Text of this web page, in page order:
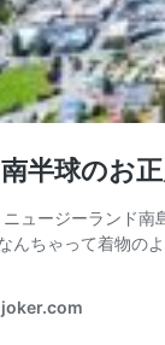
半球のお
ュージーランド南
んちゃって着物の